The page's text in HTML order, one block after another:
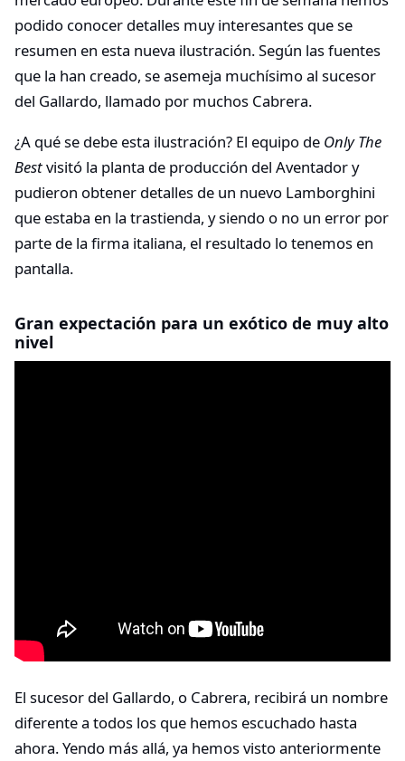
podido conocer detalles muy interesantes que se
resumen en esta nueva ilustración. Según las fuentes
que la han creado, se asemeja muchísimo al sucesor
del Gallardo, llamado por muchos Cabrera.
¿A qué se debe esta ilustración? El equipo de Only The
Bestvisitó la planta de producción del Aventador y
pudieron obtener detalles de un nuevo Lamborghini
que estaba en la trastienda, y siendo o no un error por
parte de la firma italiana, el resultado lo tenemos en
pantalla.
Gran expectación para un exótico de muy alto
nivel
El sucesor del Gallardo, o Cabrera, recibirá un nombre
diferente a todos los que hemos escuchado hasta
ahora. Yendo más allá, ya hemos visto anteriormente